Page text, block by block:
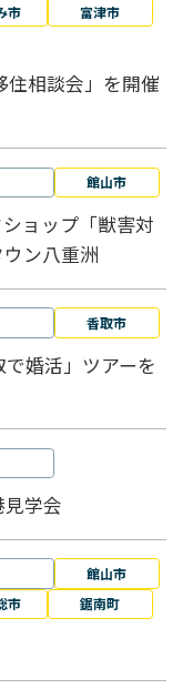
市
富津市
相談会」を開催
館山市
ョップ「獣害対
ン八重洲
香取市
で婚活」ツアーを
学会
館山市
市 鋸南町